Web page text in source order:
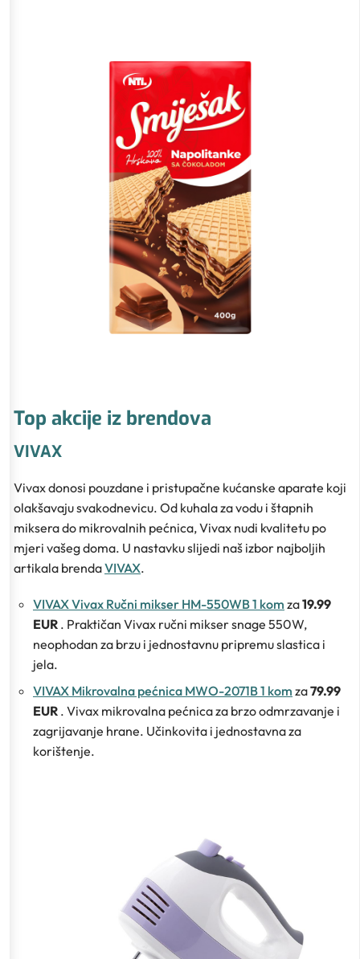
Top akcije iz brendova
VIVAX
Vivax donosi pouzdane i pristupačne kućanske aparate koji
olakšavaju svakodnevicu. Od kuhala za vodu i štapnih
miksera do mikrovalnih pećnica, Vivax nudi kvalitetu po
mjeri vašeg doma. U nastavku slijedi naš izbor najboljih
artikala brendaVIVAX.
VIVAX Vivax Ručni mikser HM-550WB 1 kom za19.99
EUR . Praktičan Vivax ručni mikser snage 550W,
neophodan za brzu i jednostavnu pripremu slastica i
jela.
VIVAX Mikrovalna pećnica MWO-2071B 1 kom za79.99
EUR . Vivax mikrovalna pećnica za brzo odmrzavanje i
zagrijavanje hrane. Učinkovita i jednostavna za
korištenje.